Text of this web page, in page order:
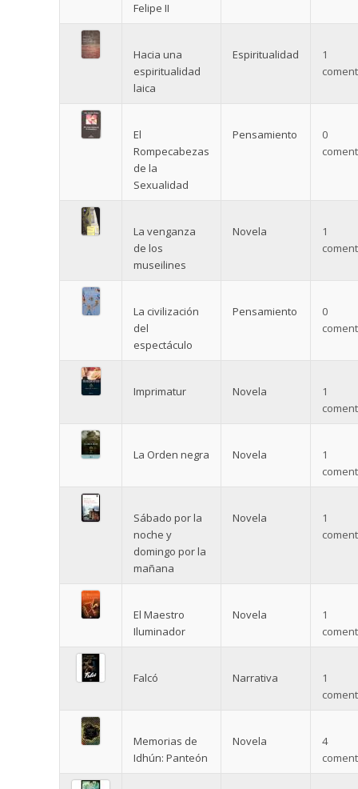
Felipe II
Hacia una
espiritualidad
laica
Espiritualidad
1
El
Rompecabezas
de la
Sexualidad
Pensamiento
0
La venganza
de los
museilines
Novela
1
La civilización
del
espectáculo
Pensamiento
0
Imprimatur Novela
1
La Orden negra Novela
1
Sábado por la
noche y
domingo por la
mañana
Novela
1
El Maestro
Iluminador
Novela
1
Falcó Narrativa
1
Memorias de
Idhún: Panteón
Novela
4